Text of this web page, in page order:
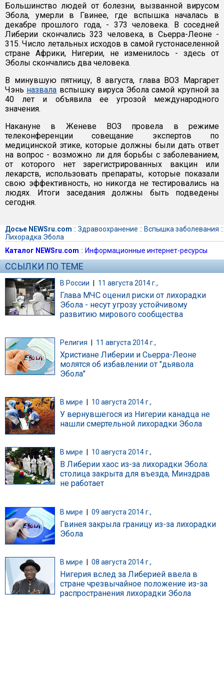
Большинство людей от болезни, вызванной вирусом
Эбола, умерли в Гвинее, где вспышка началась в
декабре прошлого года, - 373 человека. В соседней
Либерии скончались 323 человека, в Сьерра-Леоне -
315. Число летальных исходов в самой густонаселенной
стране Африки, Нигерии, не изменилось - здесь от
Эболы скончались два человека.
В минувшую пятницу, 8 августа, глава ВОЗ Маргарет
Чэнь назвала вспышку вируса Эбола самой крупной за
40 лет и объявила ее угрозой международного
значения.
Накануне в Женеве ВОЗ провела в режиме
телеконференции совещание экспертов по
медицинской этике, которые должны были дать ответ
на вопрос - возможно ли для борьбы с заболеванием,
от которого нет зарегистрированных вакцин или
лекарств, использовать препараты, которые показали
свою эффективность, но никогда не тестировались на
людях. Итоги заседания должны быть подведены
сегодня.
Досье NEWSru.com :: Здравоохранение :: Вспышка заболевания ::
Лихорадка Эбола
Каталог NEWSru.com :: Информационные интернет-ресурсы
ССЫЛКИ ПО ТЕМЕ
В России | 11 августа 2014 г.,
Глава МЧС оценил риски от лихорадки
Эбола - несут угрозу устойчивому
развитию мирового сообщества
Религия 11 августа 2014 г.,
Христиане Либерии и Сьерра-Леоне
молятся об избавлении от "дьявола
Эбола"
В мире 10 августа 2014 г.,
У вернувшегося из Нигерии канадца не
нашли смертельной лихорадки Эбола
В мире 10 августа 2014 г.,
В Либерии хаос из-за лихорадки Эбола:
столица закрыта для въезда, Минздрав
не работает
В мире | 09 августа 2014 г.,
Гвинея закрыла границу из-за лихорадки
Эбола
В мире 08 августа 2014 г.,
Нигерия вслед за Либерией ввела в
стране чрезвычайное положение из-за
распространения лихорадки Эбола